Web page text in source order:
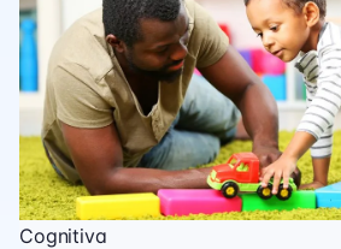
Cognitiva